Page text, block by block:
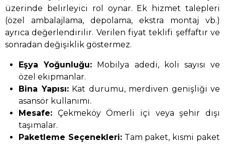
üzerinde belirleyici rol oynar. Ek hizmet talepleri
(özel ambalajlama, depolama, ekstra montaj vb.)
ayrıca değerlendirilir. Verilen fiyat teklifi şeffaftır ve
sonradan değişiklik göstermez.
Eşya Yoğunluğu: Mobilya adedi, koli sayısı ve
özel ekipmanlar.
Bina Yapısı:Kat durumu, merdiven genişliği ve
asansör kullanımı.
Mesafe: Çekmeköy Ömerli içi veya şehir dışı
taşımalar.
Paketleme Seçenekleri:Tam paket, kısmi paket